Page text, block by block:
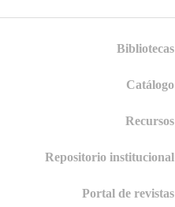
Bibliotecas
Catálogo
Recursos
Repositorio institucional
Portal de revistas